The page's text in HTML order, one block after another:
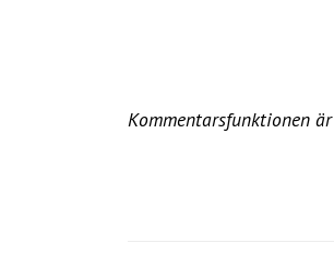
Kommentarsfunktionen